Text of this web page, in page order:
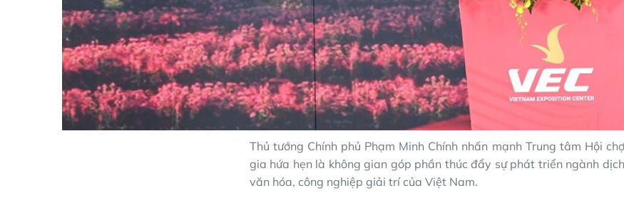
Thủ tướng Chính phủ Phạm Minh Chính nhấn mạnh Trung tâm Hội
gia hứa hẹn là không gian góp phần thúc đẩy sự phát triển ngành
văn hóa, công nghiệp giải trí của Việt Nam.